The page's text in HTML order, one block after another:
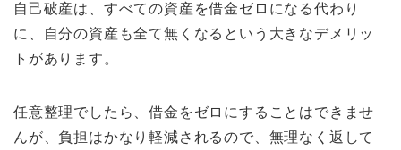
自己破産は、すべての資産を借金ゼロになる代わり
に、自分の資産も全て無くなるという大きなデメリッ
トがあります。
任意整理でしたら、借金をゼロにすることはできませ
んが、負担はかなり軽減されるので、無理なく返して